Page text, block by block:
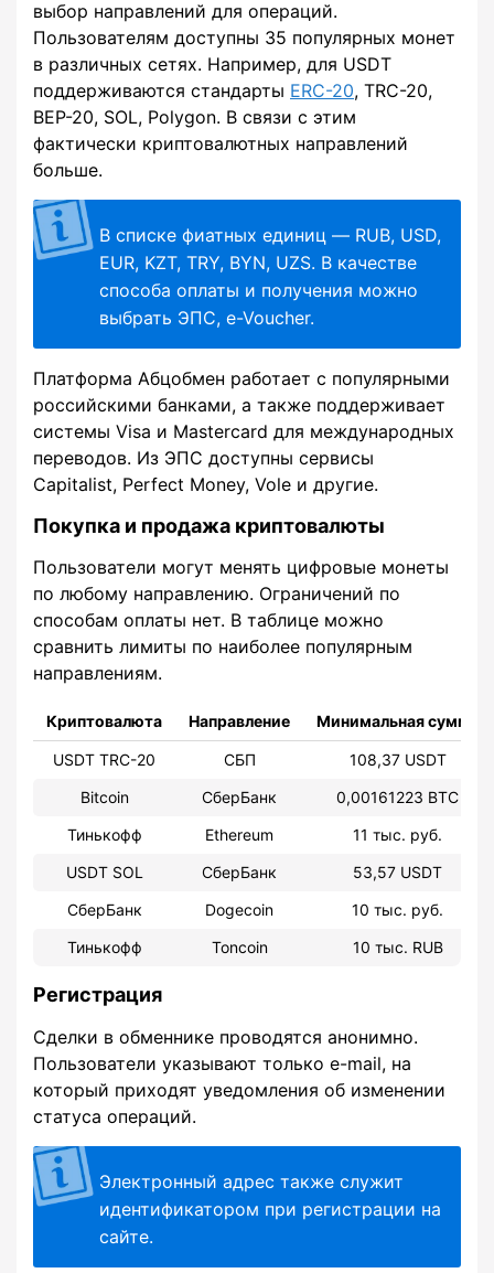
выбор направлений для операций.
Пользователям доступны 35 популярных монет
в различных сетях. Например, для USDT
поддерживаются стандарты ERC-20, TRC-20,
BEP-20, SOL, Polygon. В связи с этим
фактически криптовалютных направлений
больше.
В списке фиатных единиц — RUB, USD,
EUR, KZT, TRY, BYN, UZS. В качестве
способа оплаты и получения можно
выбрать ЭПС, e-Voucher.
Платформа Абцобмен работает с популярными
российскими банками, а также поддерживает
системы Visa и Mastercard для международных
переводов. Из ЭПС доступны сервисы
Capitalist, Perfect Money, Vole и другие.
Покупка и продажа криптовалюты
Пользователи могут менять цифровые монеты
по любому направлению. Ограничений по
способам оплаты нет. В таблице можно
сравнить лимиты по наиболее популярным
направлениям.
Криптовалюта Направление Минимальная сумма
USDT TRC-20 СБП
108,37 USDT
Bitcoin
СберБанк
0,00161223 BTC
Тинькофф
Ethereum
11 тыс. руб.
USDT SOL
СберБанк
53,57 USDT
СберБанк
Dogecoin
10 тыс. руб.
Тинькофф
Toncoin 10 тыс. RUB
Регистрация
Сделки в обменнике проводятся анонимно.
Пользователи указывают только e-mail, на
который приходят уведомления об изменении
статуса операций.
Электронный адрес также служит
идентификатором при регистрации на
сайте.